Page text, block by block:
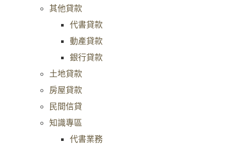
其他貸款
代書貸款
動產貸款
銀行貸款
土地貸款
房屋貸款
民間信貸
知識專區
代書業務